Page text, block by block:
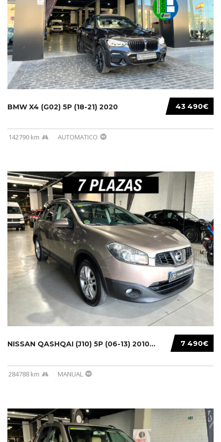
43 490€
BMW X4 (G02) 5P (18-21) 2020
142790 km AUTOMATICO
7 490€
NISSAN QASHQAI (J10) 5P (06-13) 2010...
284788 km MANUAL